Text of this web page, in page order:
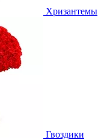
Хризантемы
Гвоздики